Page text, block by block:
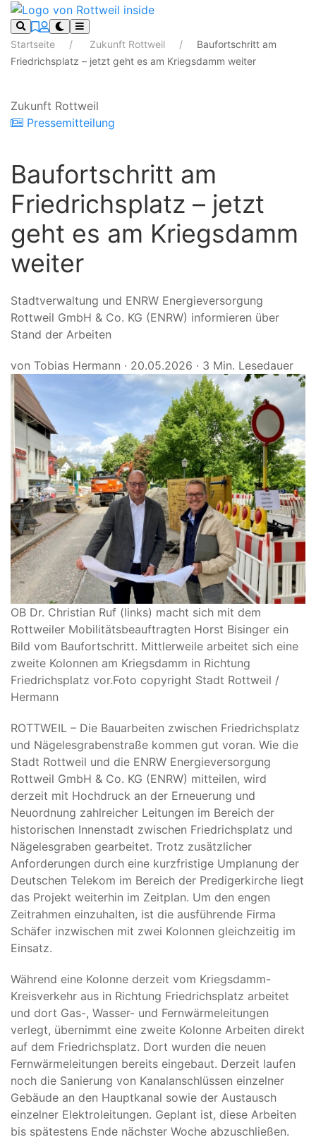
Startseite Zukunft Rottweil
Baufortschritt am
Friedrichsplatz – jetzt geht es am Kriegsdamm weiter
Zukunft Rottweil
Pressemitteilung
Baufortschritt am
Friedrichsplatz – jetzt
geht es am Kriegsdamm
weiter
Stadtverwaltung und ENRW Energieversorgung
Rottweil GmbH & Co. KG (ENRW) informieren über
Stand der Arbeiten
von Tobias Hermann · 20.05.2026 · 3 Min. Lesedauer
OB Dr. Christian Ruf (links) macht sich mit dem
Rottweiler Mobilitätsbeauftragten Horst Bisinger ein
Bild vom Baufortschritt. Mittlerweile arbeitet sich eine
zweite Kolonnen am Kriegsdamm in Richtung
Friedrichsplatz vor.Foto copyright Stadt Rottweil /
Hermann
ROTTWEIL – Die Bauarbeiten zwischen Friedrichsplatz
und Nägelesgrabenstraße kommen gut voran. Wie die
Stadt Rottweil und die ENRW Energieversorgung
Rottweil GmbH & Co. KG (ENRW) mitteilen, wird
derzeit mit Hochdruck an der Erneuerung und
Neuordnung zahlreicher Leitungen im Bereich der
historischen Innenstadt zwischen Friedrichsplatz und
Nägelesgraben gearbeitet. Trotz zusätzlicher
Anforderungen durch eine kurzfristige Umplanung der
Deutschen Telekom im Bereich der Predigerkirche liegt
das Projekt weiterhin im Zeitplan. Um den engen
Zeitrahmen einzuhalten, ist die ausführende Firma
Schäfer inzwischen mit zwei Kolonnen gleichzeitig im
Einsatz.
Während eine Kolonne derzeit vom Kriegsdamm-
Kreisverkehr aus in Richtung Friedrichsplatz arbeitet
und dort Gas-, Wasser- und Fernwärmeleitungen
verlegt, übernimmt eine zweite Kolonne Arbeiten direkt
auf dem Friedrichsplatz. Dort wurden die neuen
Fernwärmeleitungen bereits eingebaut. Derzeit laufen
noch die Sanierung von Kanalanschlüssen einzelner
Gebäude an den Hauptkanal sowie der Austausch
einzelner Elektroleitungen. Geplant ist, diese Arbeiten
bis spätestens Ende nächster Woche abzuschließen.